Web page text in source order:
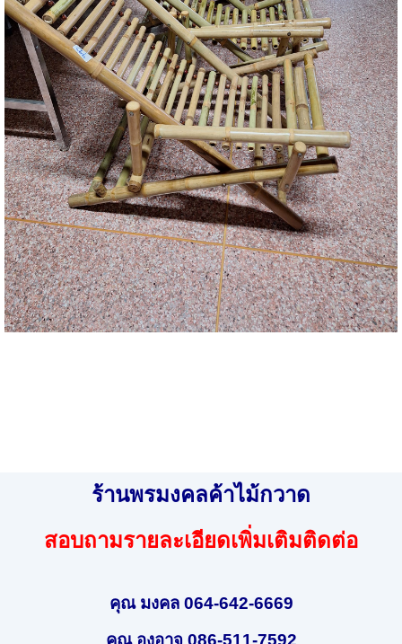
ร้านพรมงคลค้าไม้กวาด
สอบถามรายละเอียดเพิ่มเติมติดต่อ
คุณ มงคล 064-642-6669
คุณ องอาจ 086-511-7592